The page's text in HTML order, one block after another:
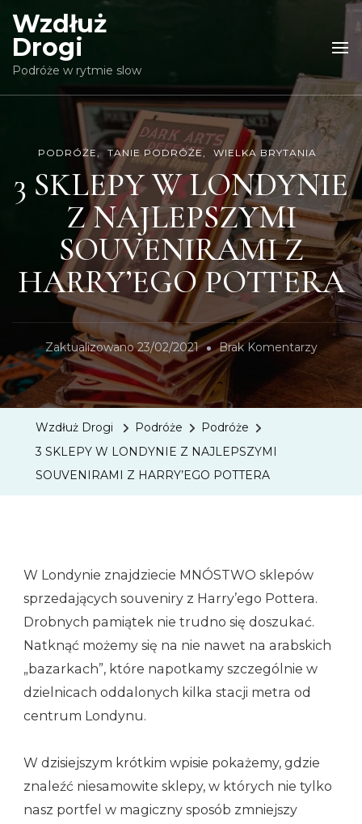
Wzdłuż
Drogi
Podróże w rytmie slow
PODRÓŻE TANIE PODRÓŻE WIELKA BRYTANIA
3 SKLEPY W LONDYNIE
Z NAJLEPSZYMI
SOUVENIRAMI Z
HARRY’EGO POTTERA
Zaktualizowano23/02/2021 Brak KomentarzyDo
Wzdłuż Drogi Podróże
Podróże
3 SKLEPY W LONDYNIE Z NAJLEPSZYMI
SOUVENIRAMI Z HARRY’EGO POTTERA
W Londynie znajdziecie MNÓSTWO sklepów
sprzedających souveniry z Harry’ego Pottera.
Drobnych pamiątek nie trudno się doszukać.
Natknąć możemy się na nie nawet na arabskich
„bazarkach”, które napotkamy szczególnie w
dzielnicach oddalonych kilka stacji metra od
centrum Londynu.
W dzisiejszym krótkim wpisie pokażemy, gdzie
znaleźć niesamowite sklepy, w których nie tylko
nasz portfel w magiczny sposób zmniejszy